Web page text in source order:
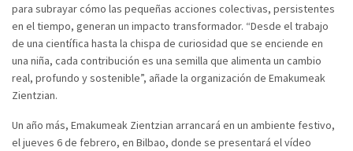
para subrayar cómo las pequeñas acciones colectivas, persistentes
en el tiempo, generan un impacto transformador. “Desde el trabajo
de una científica hasta la chispa de curiosidad que se enciende en
una niña, cada contribución es una semilla que alimenta un cambio
real, profundo y sostenible”, añade la organización de Emakumeak
Zientzian.
Un año más, Emakumeak Zientzian arrancará en un ambiente festivo,
el jueves 6 de febrero, en Bilbao, donde se presentará el vídeo